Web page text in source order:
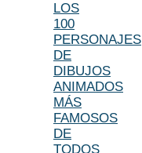
LOS
100
PERSONAJES
DE
DIBUJOS
ANIMADOS
MÁS
FAMOSOS
DE
TODOS